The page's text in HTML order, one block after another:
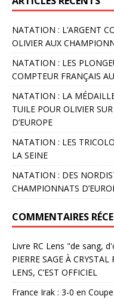
NATATION : L’ARGENT
OLIVIER AUX
NATATION : LES
COMPTEUR FRANÇAIS
NATATION : LA
TUILE POUR OLIVIER
D’EUROPE
NATATION : LES
LA SEINE
NATATION : DES
CHAMPIONNATS
COMMENTAIRES
Livre RC Lens "de sang,
PIERRE SAGE À
LENS, C’EST OFFICIEL
France Irak : 3-0 en